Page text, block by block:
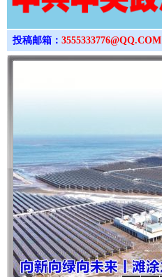
投稿邮箱： 3555333776@QQ.COM